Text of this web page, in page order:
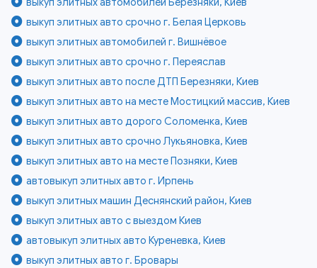
выкуп элитных авто срочно г. Белая Церковь
выкуп элитных автомобилей г. Вишнёвое
выкуп элитных авто срочно г. Переяслав
выкуп элитных авто после ДТП Березняки, Киев
выкуп элитных авто на месте Мостицкий массив, Киев
выкуп элитных авто дорого Соломенка, Киев
выкуп элитных авто срочно Лукьяновка, Киев
выкуп элитных авто на месте Позняки, Киев
автовыкуп элитных авто г. Ирпень
выкуп элитных машин Деснянский район, Киев
выкуп элитных авто с выездом Киев
автовыкуп элитных авто Куреневка, Киев
выкуп элитных авто г. Бровары